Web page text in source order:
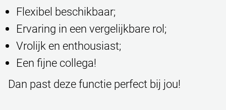
Flexibel beschikbaar;
Ervaring in een vergelijkbare rol;
Vrolijk en enthousiast;
Een fijne collega!
Dan past deze functie perfect bij jou!